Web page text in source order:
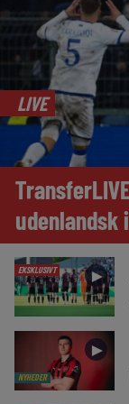
LIVE
udenlandsk
EKSKLUSIVT ►
NYHEDER
►